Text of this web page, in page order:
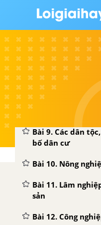
Bài 3. Khí hậu
Bài 5. Vùng biển
Bài 6. Đất và rừng
Bài 7. Ôn tập
Bài 8. Dân số nước
Bài 9. Các dân
bố dân cư
Bài 10. Nông
Bài 11. Lâm
sản
Bài 12. Công